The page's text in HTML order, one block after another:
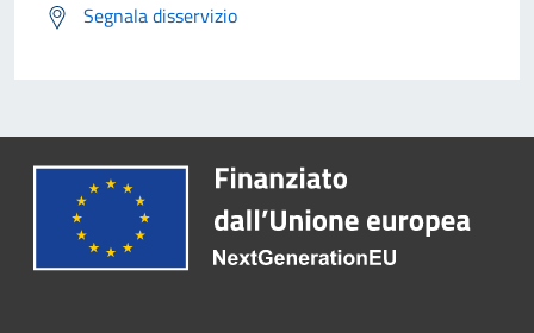
Segnala disservizio